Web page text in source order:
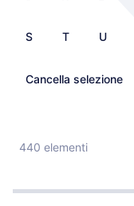
S T U
Cancella selezione
440 elementi